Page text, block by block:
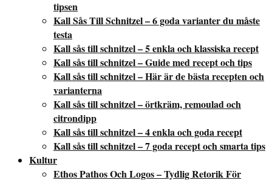
tipsen
Kall Sås Till Schnitzel – 6 goda varianter du måste
testa
Kall sås till schnitzel – 5 enkla och klassiska recept
Kall sås till schnitzel – Guide med recept och tips
Kall sås till schnitzel – Här är de bästa recepten och
varianterna
Kall sås till schnitzel – örtkräm, remoulad och
citrondipp
Kall sås till schnitzel – 4 enkla och goda recept
Kall sås till schnitzel – 7 goda recept och smarta tips
Kultur
Ethos Pathos Och Logos – Tydlig Retorik För